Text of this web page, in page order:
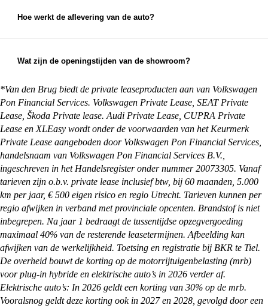
eerlijke inruilwaarde te bepalen. Hiervoor kun je
ruilen.
Hoe werkt de aflevering van de auto?
op te halen bij een van onze vestigingen, maar we
bij je thuis. Alles waar je rekening mee moet
houden en wat je zelf nog moet regelen, kun je
vinden op onzepagina met afleverinformatie.
Wat zijn de openingstijden van de showroom?
zaterdag. De exacte openingstijden van de
vestiging je wilt bezoeken vind je op:
https://vandenbrug.nl/vestigingen
*Van den Brug biedt de private leaseproducten aan van Volkswagen
Pon Financial Services. Volkswagen Private Lease, SEAT Private
Lease, Škoda Private lease. Audi Private Lease, CUPRA Private
Lease en XLEasy wordt onder de voorwaarden van het Keurmerk
Private Lease aangeboden door Volkswagen Pon Financial Services,
handelsnaam van Volkswagen Pon Financial Services B.V.,
ingeschreven in het Handelsregister onder nummer 20073305. Vanaf
tarieven zijn o.b.v. private lease inclusief btw, bij 60 maanden, 5.000
km per jaar, € 500 eigen risico en regio Utrecht. Tarieven kunnen per
regio afwijken in verband met provinciale opcenten. Brandstof is niet
inbegrepen. Na jaar 1 bedraagt de tussentijdse opzegvergoeding
maximaal 40% van de resterende leasetermijnen. Afbeelding kan
afwijken van de werkelijkheid. Toetsing en registratie bij BKR te Tiel.
De overheid bouwt de korting op de motorrijtuigenbelasting (mrb)
voor plug-in hybride en elektrische auto’s in 2026 verder af.
Elektrische auto’s: In 2026 geldt een korting van 30% op de mrb.
Vooralsnog geldt deze korting ook in 2027 en 2028, gevolgd door een